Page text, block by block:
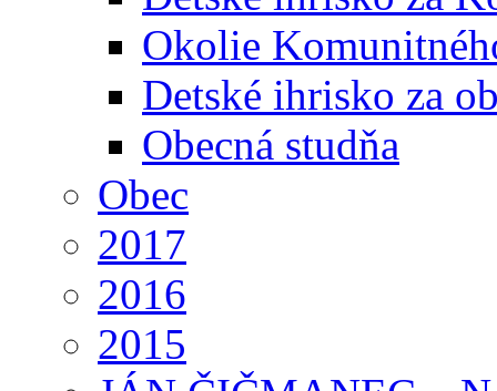
Okolie
Detské ihrisko za
Obecná studňa
Obec
2017
2016
2015